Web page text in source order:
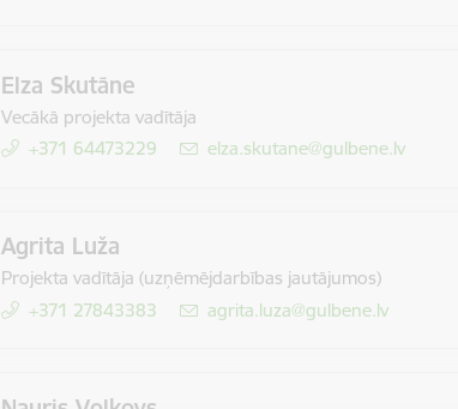
Elza Skutāne
Vecākā projekta vadītāja
+371 64473229
E-pasts:
elza.skutane@gulbene.lv
Agrita Luža
Projekta vadītāja (uzņēmējdarbības jautājumos)
+371 27843383
E-pasts:
agrita.luza@gulbene.lv